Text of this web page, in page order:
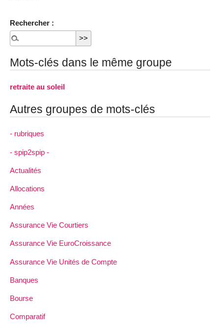
Rechercher :
Mots-clés dans le même groupe
retraite au soleil
Autres groupes de mots-clés
- rubriques
- spip2spip -
Actualités
Allocations
Années
Assurance Vie Courtiers
Assurance Vie EuroCroissance
Assurance Vie Unités de Compte
Banques
Bourse
Comparatif